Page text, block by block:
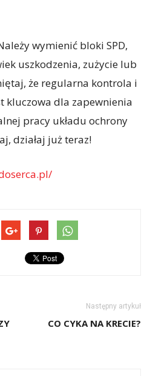
wymienić bloki SPD,
uszkodzenia, zużycie lub
że regularna kontrola i
kluczowa dla zapewnienia
pracy układu ochrony
działaj już teraz!
Następny artykuł
CO CYKA NA KRECIE?